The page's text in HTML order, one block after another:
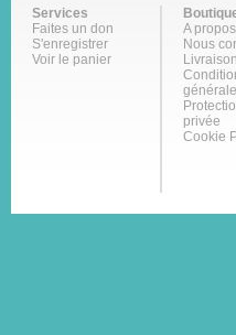
Services
Faites un don
S'enregistrer
Voir le panier
A
Nous
Livraison
privée
Cookie